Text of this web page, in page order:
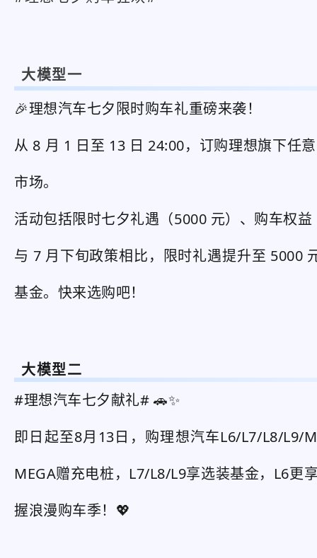
大模型一
🎉理想汽车七夕限时购车礼重磅来袭！
从 8 月 1 日至 13 日 24:00，订购理想旗下任
市场。
活动包括限时七夕礼遇（5000 元）、购车权
与 7 月下旬政策相比，限时礼遇提升至 5000
基金。快来选购吧！
大模型二
#理想汽车七夕献礼# 🚗✨
即日起至8月13日，购理想汽车L6/L7/L8/L9/
MEGA赠充电桩，L7/L8/L9享选装基金，L6更
握浪漫购车季！💖